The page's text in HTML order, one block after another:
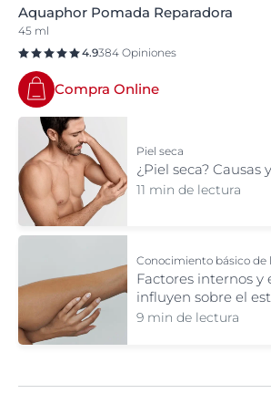
Aquaphor Pomada Reparadora
45 ml
4.9384 Opiniones
Compra Online
Piel seca
¿Piel seca? Causas
11 min de lectura
Conocimiento básico de
Factores internos y
influyen sobre el
9 min de lectura